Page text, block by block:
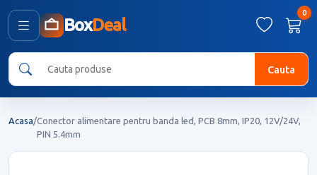
BoxDeal
0
Cauta
Acasa/Conector alimentare pentru banda led, PCB 8mm, IP20, 12V/24V,
PIN 5.4mm